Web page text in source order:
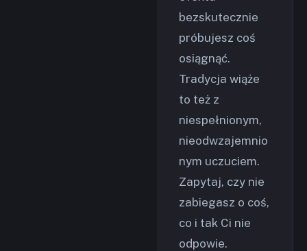
bezskutecznie
próbujesz coś
osiągnąć.
Tradycja wiąże
to też z
niespełnionym,
nieodwzajemnio
nym uczuciem.
Zapytaj, czy nie
zabiegasz o coś,
co i tak Ci nie
odpowie.